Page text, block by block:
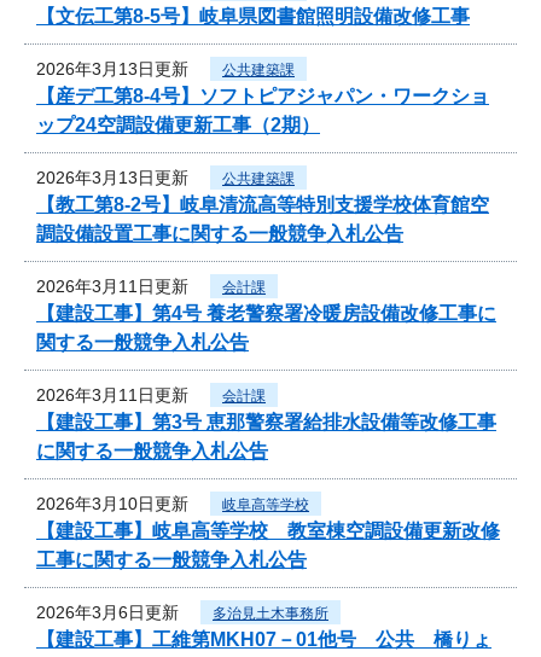
【文伝工第8-5号】岐阜県図書館照明設備改修工事
2026年3月13日更新 公共建築課
【産デ工第8-4号】ソフトピアジャパン・ワークショ
ップ24空調設備更新工事（2期）
2026年3月13日更新 公共建築課
【教工第8-2号】岐阜清流高等特別支援学校体育館空
調設備設置工事に関する一般競争入札公告
2026年3月11日更新 会計課
【建設工事】第4号 養老警察署冷暖房設備改修工事に
関する一般競争入札公告
2026年3月11日更新 会計課
【建設工事】第3号 恵那警察署給排水設備等改修工事
に関する一般競争入札公告
2026年3月10日更新 岐阜高等学校
【建設工事】岐阜高等学校 教室棟空調設備更新改修
工事に関する一般競争入札公告
2026年3月6日更新 多治見土木事務所
【建設工事】工維第MKH07－01他号 公共 橋りょ